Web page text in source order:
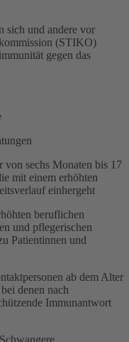
sich und andere vor
(STIKO)
gegen das
sechs Monaten bis 17
mit einem erhöhten
einhergeht
beruflichen
und pflegerischen
Patientinnen und
ab dem Alter
denen nach
Immunantwort